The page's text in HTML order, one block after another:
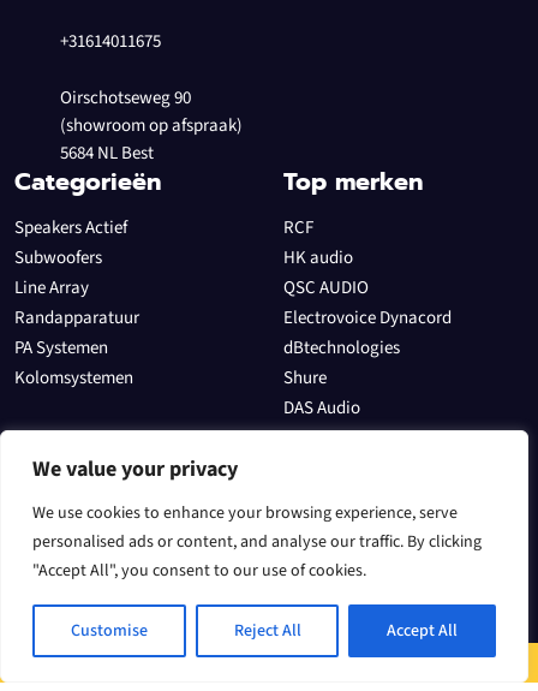
We value your privacy
We use cookies to enhance your browsing experience, serve
personalised ads or content, and analyse our traffic. By clicking
"Accept All", you consent to our use of cookies.
Customise Reject All Accept All
+31614011675
Oirschotseweg 90
(showroom op afspraak)
5684 NL Best
Categorieën
Speakers Actief
Subwoofers
Line Array
Randapparatuur
PA Systemen
Kolomsystemen
Top merken
RCF
HK audio
QSC AUDIO
Electrovoice Dynacord
dBtechnologies
Shure
DAS Audio
Allen & Heath
Sectoren
In het theater
Evenementen
Voor een DJ
Speakers